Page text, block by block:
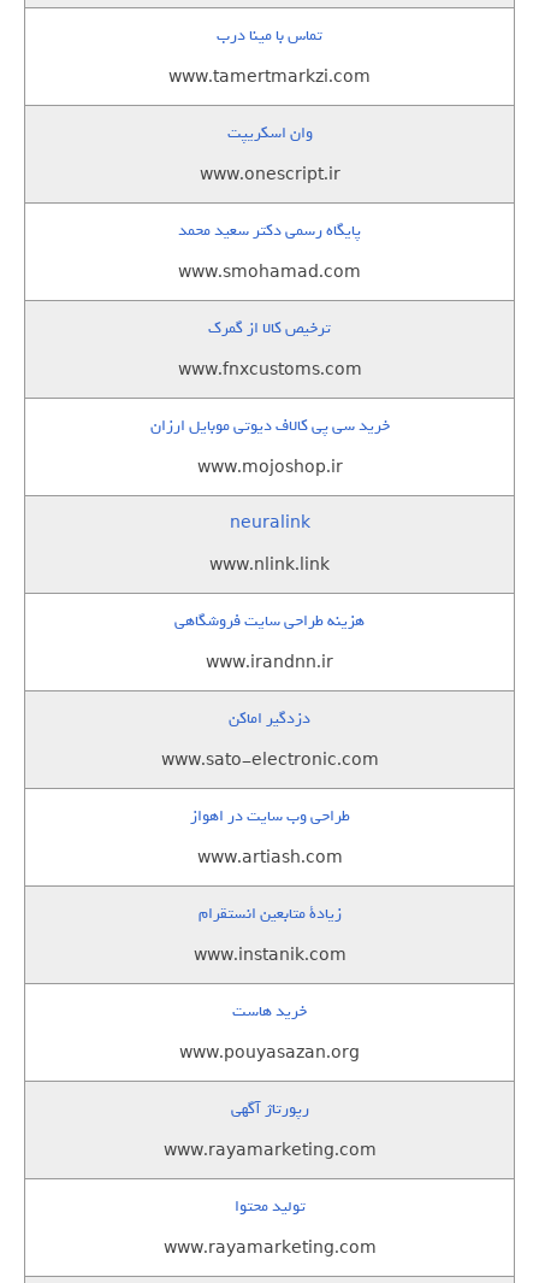
تماس با مینا درب
www.tamertmarkzi.com
وان اسکریپت
www.onescript.ir
پایگاه رسمی دکتر سعید محمد
www.smohamad.com
ترخیص کالا از گمرک
www.fnxcustoms.com
خرید سی پی کالاف دیوتی موبایل ارزان
www.mojoshop.ir
neuralink
www.nlink.link
هزینه طراحی سایت فروشگاهی
www.irandnn.ir
دزدگیر اماکن
www.sato-electronic.com
طراحی وب سایت در اهواز
www.artiash.com
زيادة متابعين انستقرام
www.instanik.com
خرید هاست
www.pouyasazan.org
رپورتاژ آگهی
www.rayamarketing.com
تولید محتوا
www.rayamarketing.com